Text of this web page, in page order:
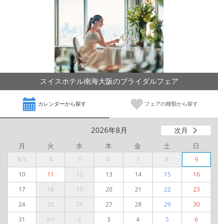
スイスホテル南海大阪のブライダルフェア
カレンダーから探す フェアの種類から探す
2026年8月
次月
月
火 水 木 金 土 日
8/3 4 5 6 7 8
9
10
11 12 13 14 15
16
17
18 19 20 21 22
23
24
25 26 27 28 29
30
31
9/1 2 3 4 5
6